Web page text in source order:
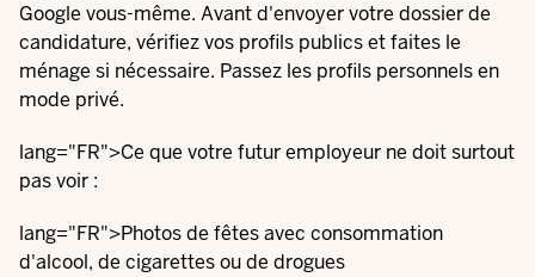
Google vous-même. Avant d'envoyer votre dossier de
candidature, vérifiez vos profils publics et faites le
ménage si nécessaire. Passez les profils personnels en
mode privé.
lang="FR">Ce que votre futur employeur ne doit surtout
pas voir :
lang="FR">Photos de fêtes avec consommation
d'alcool, de cigarettes ou de drogues